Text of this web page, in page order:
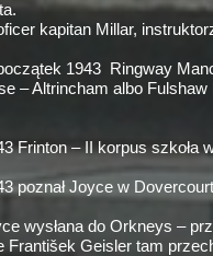
kapitan Millar,
1943 Ringway
– Altrincham albo
Frinton – II korpus szkoła
poznał Joyce w Dovercourt
wysłana do Orkneys –
František Geisler tam